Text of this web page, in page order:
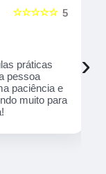
5
☆☆☆☆☆
práticas
pessoa
paciência e
muito para
›